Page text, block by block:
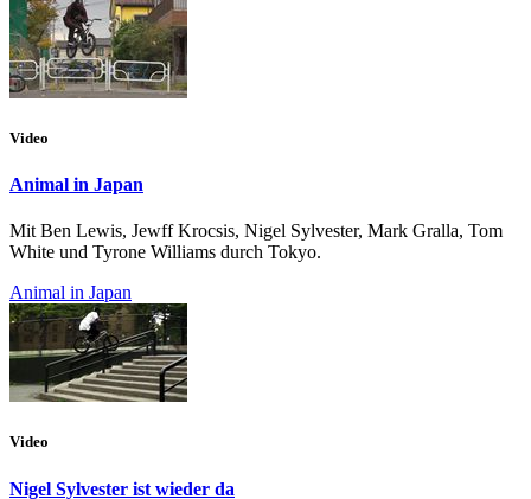
Video
Animal in Japan
Mit Ben Lewis, Jewff Krocsis, Nigel Sylvester, Mark Gralla, Tom
White und Tyrone Williams durch Tokyo.
Animal in Japan
Video
Nigel Sylvester ist wieder da